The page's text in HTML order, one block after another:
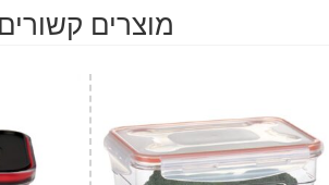
מוצרים קשורים